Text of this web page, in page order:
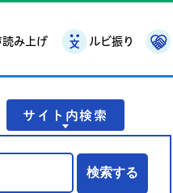
読み上げ ルビ振り
サイト内検索